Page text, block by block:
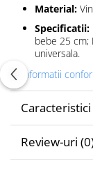
Material:
Specificatii:
bebe 25 cm;
universala.
Informatii
Caracteristici
Review-uri